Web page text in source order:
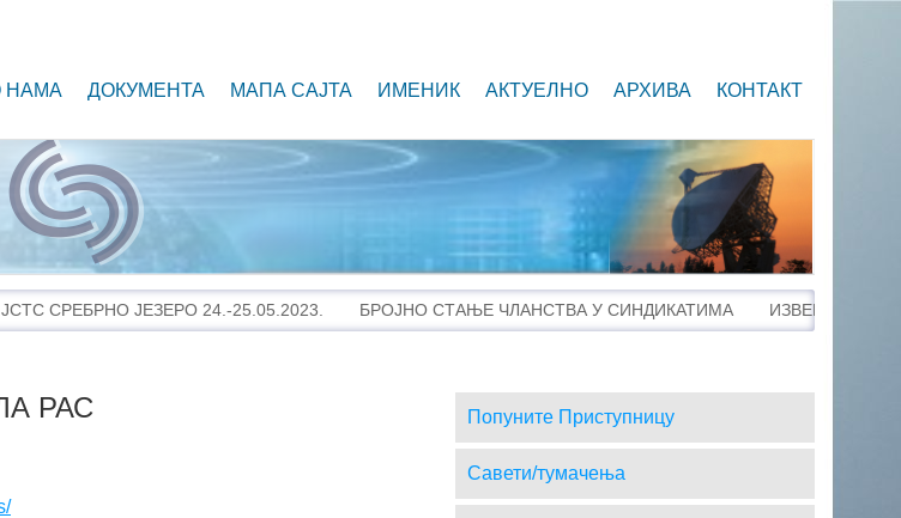
НАМА ДОКУМЕНТА МАПА САЈТА ИМЕНИК АКТУЕЛНО АРХИВА КОНТАКТ
РАС Попуните Приступницу
Савети/тумачења